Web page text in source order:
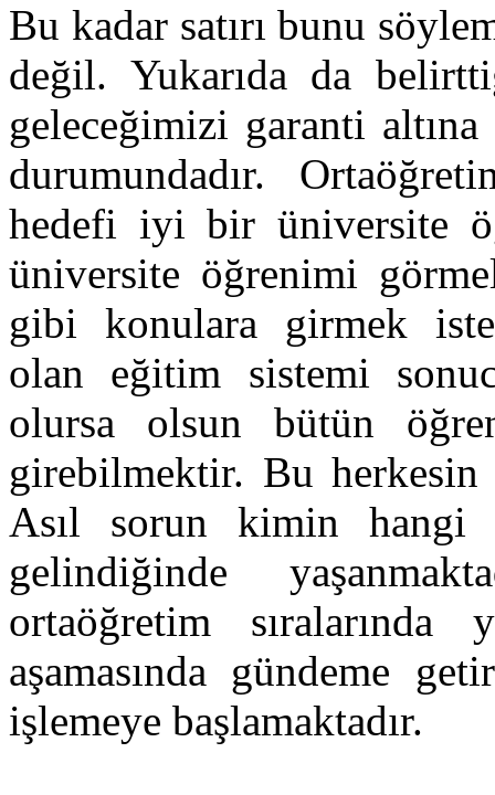
Bu kadar satırı bunu
değil. Yukarıda da
geleceğimizi garanti
durumundadır.
hedefi iyi bir üniversite
üniversite öğrenimi
gibi konulara girmek
olan eğitim sistemi
olursa olsun bütün
girebilmektir. Bu
Asıl sorun kimin hangi
gelindiğinde
ortaöğretim sıralarında
aşamasında gündeme
işlemeye başlamaktadır.